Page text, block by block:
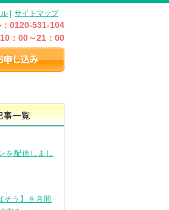
サイトマップ
0120-531-104
：00～21：00
を配信しまし
そう】８月開